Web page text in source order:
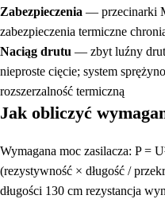
Zabezpieczenia — przecinarki
zabezpieczenia termiczne
Naciąg drutu — zbyt luźny drut
nieproste cięcie; system
rozszerzalność termiczną
Jak obliczyć
Wymagana moc zasilacza: P =
(rezystywność × długość /
długości 130 cm rezystancja